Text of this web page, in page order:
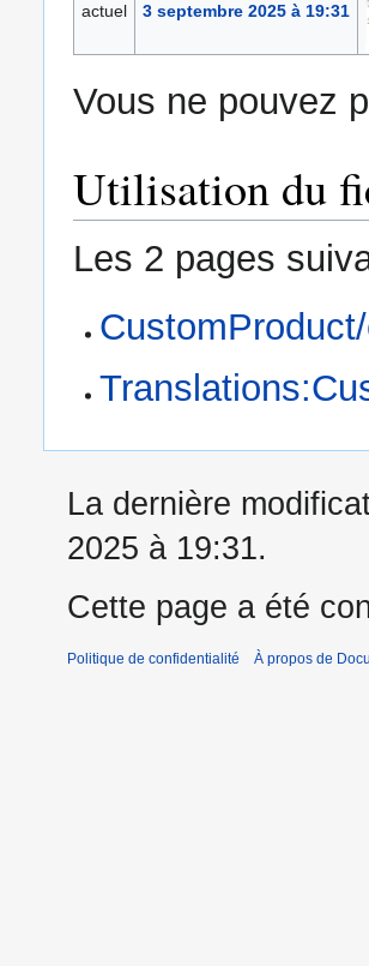
actuel
3 septembre 2025 à 19:31
Vous ne pouvez
Utilisation du
Les 2 pages
La dernière
2025 à 19:31.
Cette page a été
Politique de confidentialité À propos de